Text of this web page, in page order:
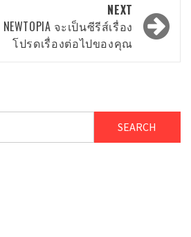
NEXT
จะเป็นซีรีส์เรื่อง
โปรดเรื่องต่อไปของคุณ